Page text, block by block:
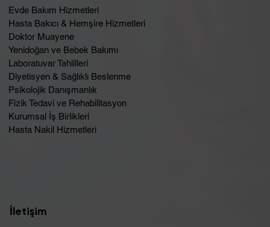
Evde Bakım Hizmetleri
Hasta Bakıcı & Hemşire Hizmetleri
Doktor Muayene
Yenidoğan ve Bebek Bakımı
Laboratuvar Tahlilleri
Diyetisyen & Sağlıklı Beslenme
Psikolojik Danışmanlık
Fizik Tedavi ve Rehabilitasyon
Kurumsal İş Birlikleri
Hasta Nakil Hizmetleri
İletişim